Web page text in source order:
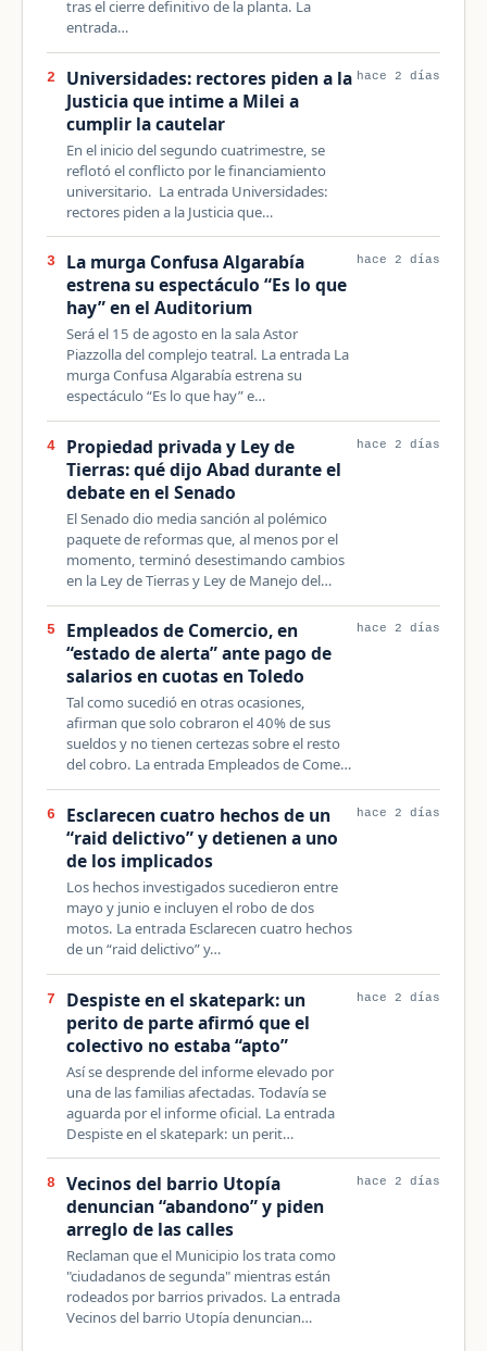
tras el cierre definitivo de la planta. La
entrada…
2
Universidades: rectores piden a la
Justicia que intime a Milei a
cumplir la cautelar
En el inicio del segundo cuatrimestre, se
reflotó el conflicto por le financiamiento
universitario. La entrada Universidades:
rectores piden a la Justicia que…
hace 2 días
3
La murga Confusa Algarabía
estrena su espectáculo “Es lo que
hay” en el Auditorium
Será el 15 de agosto en la sala Astor
Piazzolla del complejo teatral. La entrada La
murga Confusa Algarabía estrena su
espectáculo “Es lo que hay” e…
hace 2 días
4
Propiedad privada y Ley de
Tierras: qué dijo Abad durante el
debate en el Senado
El Senado dio media sanción al polémico
paquete de reformas que, al menos por el
momento, terminó desestimando cambios
en la Ley de Tierras y Ley de Manejo del…
hace 2 días
5
Empleados de Comercio, en
“estado de alerta” ante pago de
salarios en cuotas en Toledo
Tal como sucedió en otras ocasiones,
afirman que solo cobraron el 40% de sus
sueldos y no tienen certezas sobre el resto
del cobro. La entrada Empleados de Come…
hace 2 días
6
Esclarecen cuatro hechos de un
“raid delictivo” y detienen a uno
de los implicados
Los hechos investigados sucedieron entre
mayo y junio e incluyen el robo de dos
motos. La entrada Esclarecen cuatro hechos
de un “raid delictivo” y…
hace 2 días
7
Despiste en el skatepark: un
perito de parte afirmó que el
colectivo no estaba “apto”
Así se desprende del informe elevado por
una de las familias afectadas. Todavía se
aguarda por el informe oficial. La entrada
Despiste en el skatepark: un perit…
hace 2 días
8
Vecinos del barrio Utopía
denuncian “abandono” y piden
arreglo de las calles
Reclaman que el Municipio los trata como
"ciudadanos de segunda" mientras están
rodeados por barrios privados. La entrada
Vecinos del barrio Utopía denuncian…
hace 2 días